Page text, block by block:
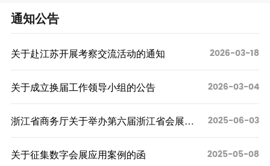
协会简介
组织架构
专委会
获奖荣誉
最新动态
协会动态
会展资讯
展会信息
境内展会
报告刊物
中国会展产业年度报告
浙江会展业发展报告
会员天地
协会章程
入会申请
会展标准
《数字贸易展会知识产权服务规范》团体标准
智库专家
通知公告
关于赴江苏开展考察交流活动的通知 2026-03-18
关于成立换届工作领导小组的公告 2026-03-04
浙江省商务厅关于举办第六届浙江省会展人
才高级研修班的通知
2025-06-03
关于征集数字会展应用案例的函 2025-05-08